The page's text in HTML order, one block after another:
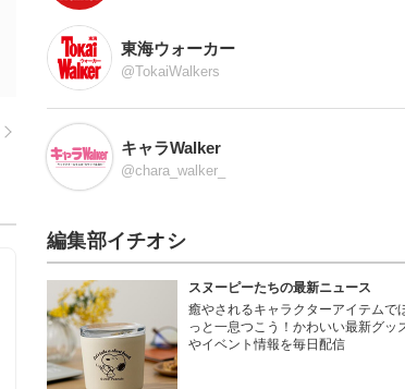
東海ウォーカー
@TokaiWalkers
キャラWalker
@chara_walker_
編集部イチオシ
スヌーピーたちの最新ニュース
癒やされるキャラクターアイテムで
っと一息つこう！かわいい最新グッ
やイベント情報を毎日配信